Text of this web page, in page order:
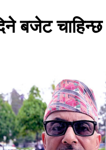
बजेट चाहिन्छ